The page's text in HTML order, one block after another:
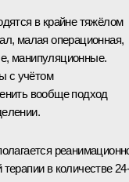
в крайне тяжёлом
малая операционная,
манипуляционные.
с учётом
вообще подход
в количестве